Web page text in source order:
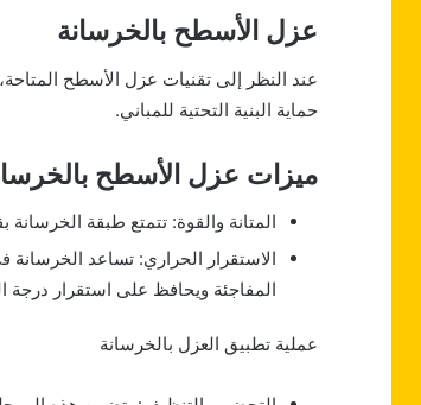
عزل الأسطح بالخرسانة
عند النظر إلى تقنيات عزل الأسطح
حماية البنية التحتية للمباني.
ميزات عزل الأسطح
المتانة والقوة: تتمتع طبقة الخرسانة
الاستقرار الحراري: تساعد
المفاجئة ويحافظ على استقرار درجة
عملية تطبيق العزل بالخرسانة